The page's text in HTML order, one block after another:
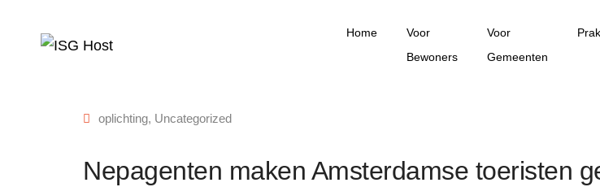
Home
Voor
Bewoners
Voor
Gemeenten
oplichting, Uncategorized
Nepagenten maken Amsterdamse toeristen